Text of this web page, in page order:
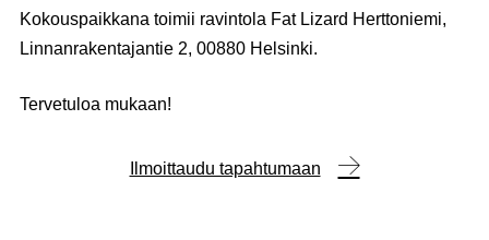
Kokouspaikkana toimii ravintola Fat Lizard Herttoniemi,
Linnanrakentajantie 2, 00880 Helsinki.
Tervetuloa mukaan!
Ilmoittaudu tapahtumaan